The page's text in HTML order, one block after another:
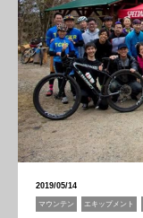
2019/05/14
マウンテン エキップメント